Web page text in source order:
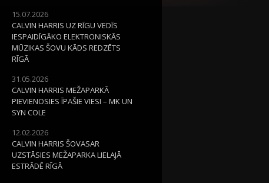
15.07.2026
CALVIN HARRIS UZ RĪGU VEDĪS
IESPAIDĪGĀKO ELEKTRONISKĀS
MŪZIKAS ŠOVU KĀDS REDZĒTS
RĪGĀ
31.05.2026
CALVIN HARRIS MEŽAPARKĀ
PIEVIENOSIES ĪPAŠIE VIESI – MK UN
SYN COLE
12.02.2026
CALVIN HARRIS ŠOVASAR
UZSTĀSIES MEŽAPARKA LIELAJĀ
ESTRĀDĒ RĪGĀ